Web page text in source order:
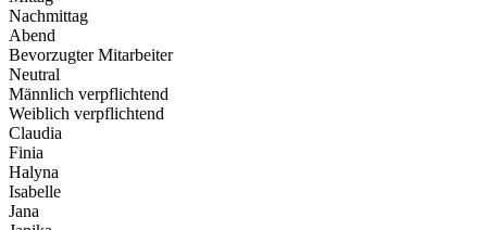
Nachmittag
Abend
Bevorzugter Mitarbeiter
Neutral
Männlich verpflichtend
Weiblich verpflichtend
Claudia
Finia
Halyna
Isabelle
Jana